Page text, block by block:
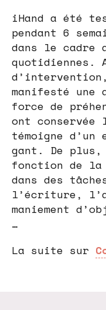
iHand a été
pendant 6
dans le
quotidiennes.
manifesté une
force de
ont
témoigne
gant. De
fonction de la
dans des
l’écriture,
maniement
…
La suite sur